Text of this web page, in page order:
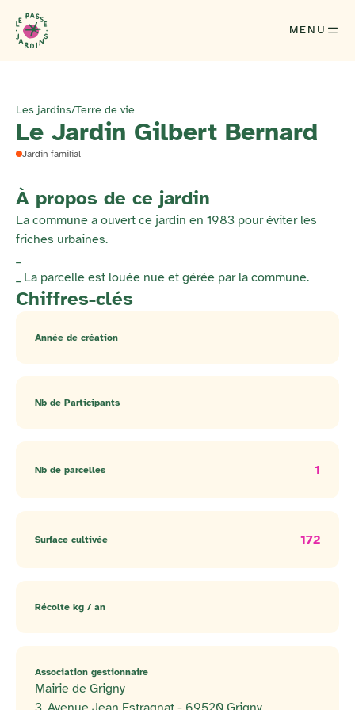
MENU
Les jardins/Terre de vie
Le Jardin Gilbert Bernard
Jardin familial
À propos de ce jardin
La commune a ouvert ce jardin en 1983 pour éviter les
friches urbaines.
_
_ La parcelle est louée nue et gérée par la commune.
Chiffres-clés
Année de création
Nb de Participants
Nb de parcelles 1
Surface cultivée 172
Récolte kg / an
Association gestionnaire
Mairie de Grigny